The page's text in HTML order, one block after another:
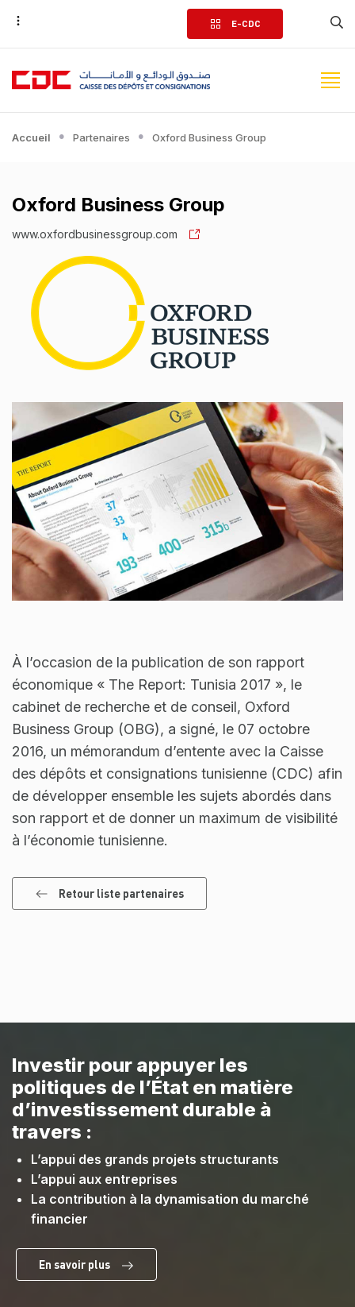
Aller
contenu
principal
E-CDC
Accueil Partenaires Oxford Business Group
Oxford Business Group
www.oxfordbusinessgroup.com
À l’occasion de la publication de son rapport
économique « The Report: Tunisia 2017 », le
cabinet de recherche et de conseil, Oxford
Business Group (OBG), a signé, le 07 octobre
2016, un mémorandum d’entente avec la Caisse
des dépôts et consignations tunisienne (CDC) afin
de développer ensemble les sujets abordés dans
son rapport et de donner un maximum de visibilité
à l’économie tunisienne.
Retour liste partenaires
Investir pour appuyer les
politiques de l’État en matière
d’investissement durable à
travers :
L’appui des grands projets structurants
L’appui aux entreprises
La contribution à la dynamisation du marché
financier
En savoir plus